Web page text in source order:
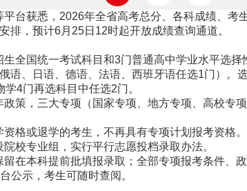
获悉，2026年全省高考总分、各科成绩、考
，预计6月25日12时起开放成绩查询通道。
国统一考试科目和3门普通高中学业水平选择
、日语、德语、法语、西班牙语任选1门）。
4门再选科目中任选2门。
，三大专项（国家专项、地方专项、高校专
或退学的考生，不再具有专项计划报考资格
校专业组，实行平行志愿投档录取办法。
本科提前批填报录取；全部专项报考条件、
公示，考生可随时查阅。